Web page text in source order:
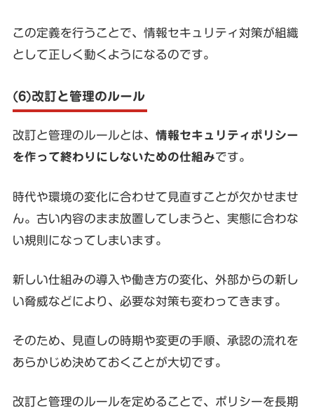
この定義を行うことで、情報セキュリティ対策が組織
として正しく動くようになるのです。
(6)改訂と管理のルール
改訂と管理のルールとは、 情報セキュリティポリシー
を作って終わりにしないための仕組みです。
時代や環境の変化に合わせて見直すことが欠かせませ
ん。古い内容のまま放置してしまうと、実態に合わな
い規則になってしまいます。
新しい仕組みの導入や働き方の変化、外部からの新し
い脅威などにより、必要な対策も変わってきます。
そのため、見直しの時期や変更の手順、承認の流れを
あらかじめ決めておくことが大切です。
改訂と管理のルールを定めることで、ポリシーを長期